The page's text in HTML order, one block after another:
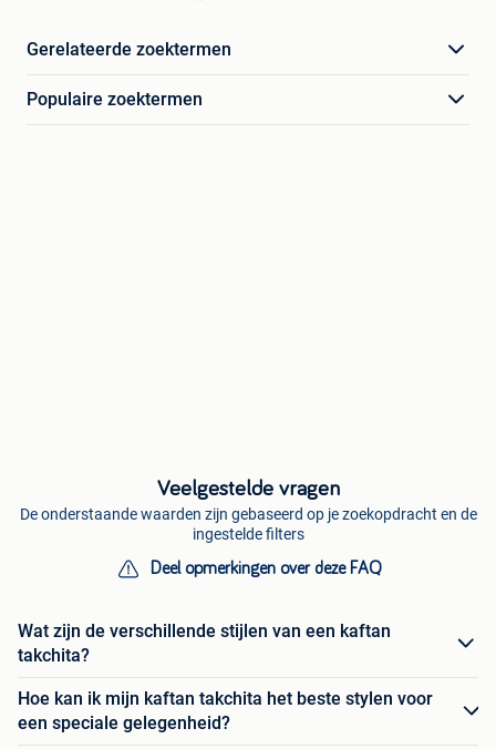
Gerelateerde zoektermen
Populaire zoektermen
Veelgestelde vragen
De onderstaande waarden zijn gebaseerd op je zoekopdracht en de
ingestelde filters
Deel opmerkingen over deze FAQ
Wat zijn de verschillende stijlen van een kaftan
takchita?
Hoe kan ik mijn kaftan takchita het beste stylen voor
een speciale gelegenheid?